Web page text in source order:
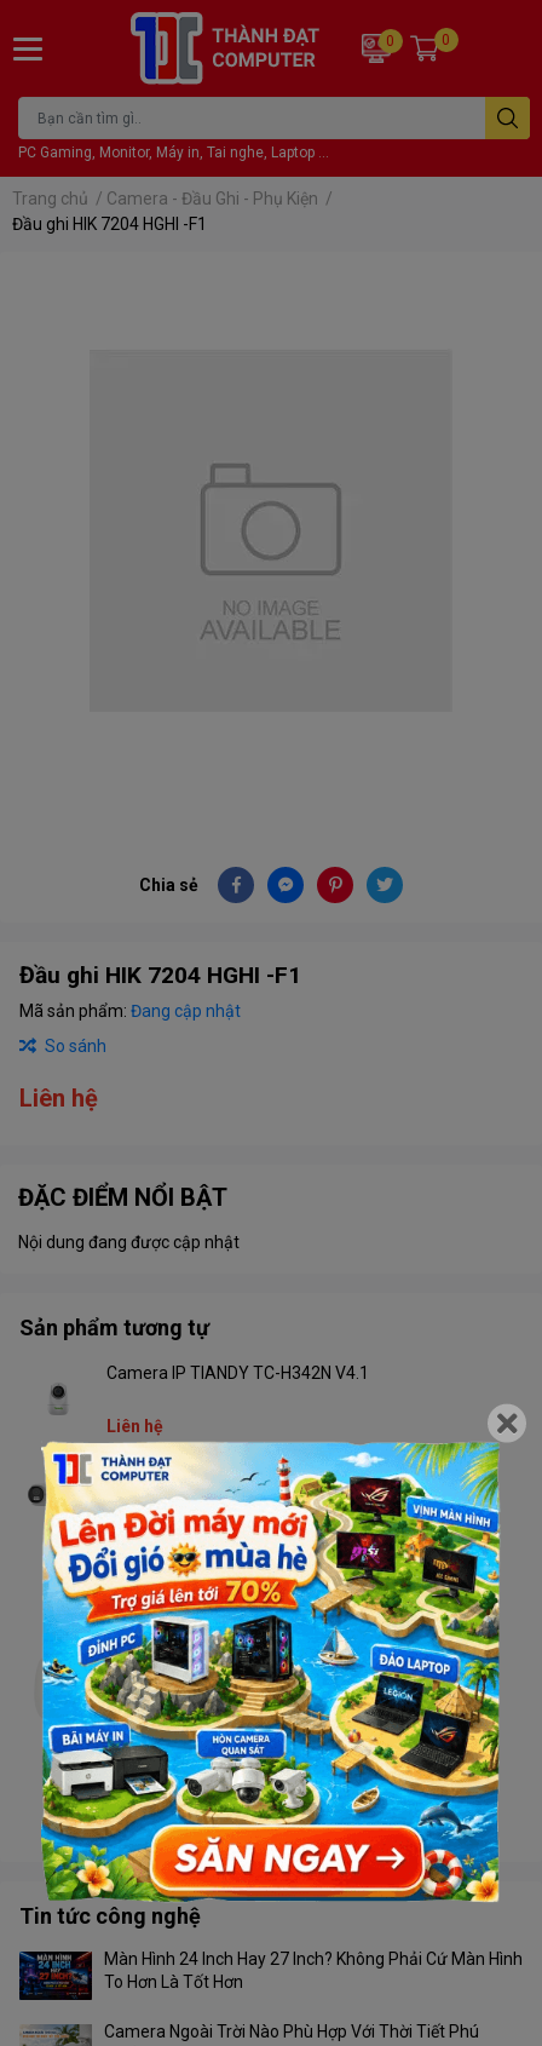
PC Gaming, Monitor, Máy in, Tai nghe, Laptop ...
0 0
Trang chủ / Camera - Đầu Ghi - Phụ Kiện /
Đầu ghi HIK 7204 HGHI -F1
Chia sẻ
Đầu ghi HIK 7204 HGHI -F1
Mã sản phẩm: Đang cập nhật
So sánh
Liên hệ
ĐẶC ĐIỂM NỔI BẬT
Nội dung đang được cập nhật
Sản phẩm tương tự
Camera IP TIANDY TC-H342N V4.1
Liên hệ
Camera TIANDY TC-C32RN V4.2 Wifi
Liên hệ
Camera TIANDY TC-H333N V4.2 Wifi
Liên hệ
Camera TIANDY TC-H332N V4.1 Wifi
Liên hệ
Camera Tiandy TC-H363U 4G
Liên hệ
Tin tức công nghệ
Màn Hình 24 Inch Hay 27 Inch? Không Phải Cứ Màn Hình
To Hơn Là Tốt Hơn
Camera Ngoài Trời Nào Phù Hợp Với Thời Tiết Phú